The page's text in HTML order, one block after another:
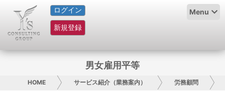
ログイン
新規登録
Menu
HOME
サービス紹介
グループ概要
男女雇用平等
HOME サービス紹介（業務案内） 労務顧問